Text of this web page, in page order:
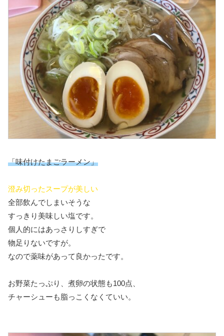
「味付けたまごラーメン」
澄み切ったスープが美しい
全部飲んでしまいそうな
すっきり美味しい塩です。
個人的にはあっさりしすぎで
物足りないですが。
なので薬味があって良かったです。
お野菜たっぷり、煮卵の状態も100点、
チャーシューも脂っこくなくていい。